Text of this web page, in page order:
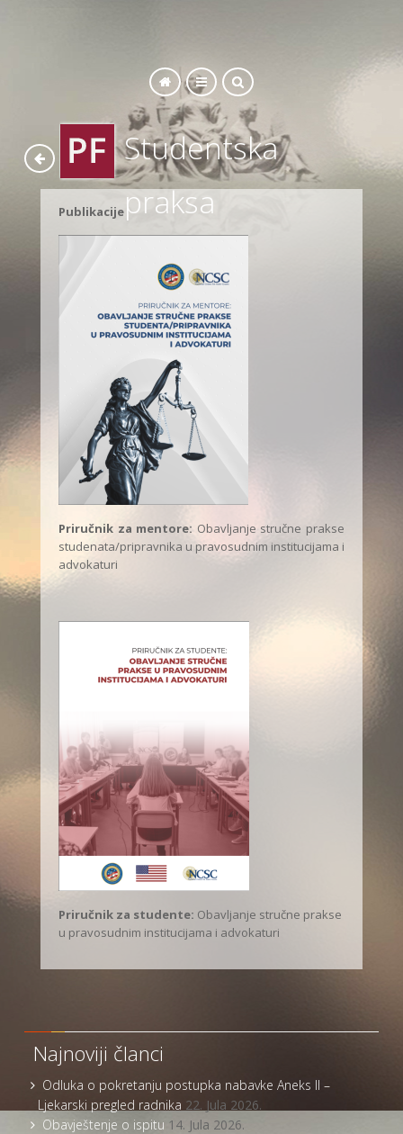
Studentska
praksa
Publikacije
Priručnik za mentore: Obavljanje stručne prakse
studenata/pripravnika u pravosudnim institucijama i
advokaturi
Priručnik za studente: Obavljanje stručne prakse
u pravosudnim institucijama i advokaturi
Najnoviji članci
Odluka o pokretanju postupka nabavke Aneks II –
Ljekarski pregled radnika 22. Jula 2026.
Obavještenje o ispitu 14. Jula 2026.